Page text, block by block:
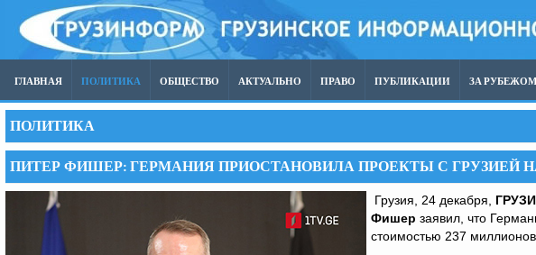
ГЛАВНАЯ ПОЛИТИКА ОБЩЕСТВО АКТУАЛЬНО ПРАВО ПУБЛИКАЦИИ ЗА РУБЕЖОМ
ПОЛИТИКА
ПИТЕР ФИШЕР: ГЕРМАНИЯ ПРИОСТАНОВИЛА ПРОЕКТЫ С ГРУЗИЕЙ
Грузия, 24 декабря,
Фишер заявил, что
стоимостью 237 миллионов